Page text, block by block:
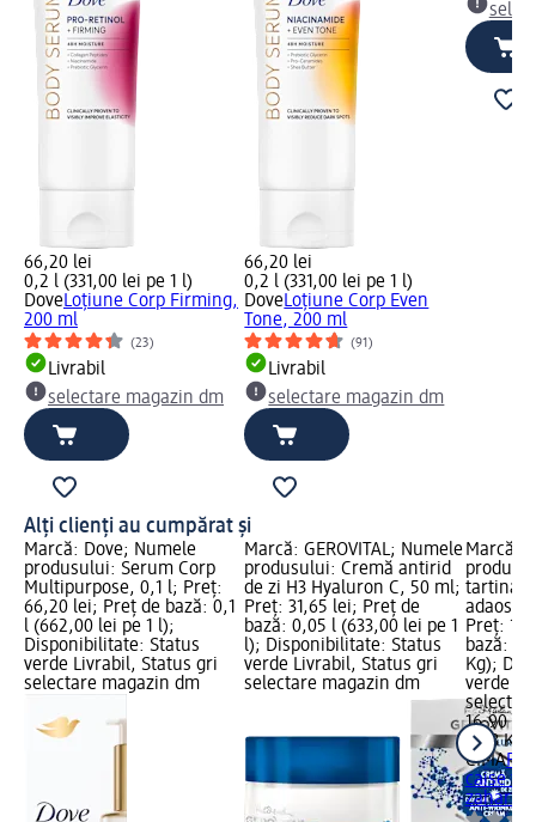
66,20 lei
0,2 l (331,00 lei pe 1 l)
DoveLoțiune Corp Firming,
200 ml
(23)
Livrabil
selectare magazin dm
66,20 lei
0,2 l (331,00 lei pe 1 l)
DoveLoțiune Corp Even
Tone, 200 ml
(91)
Livrabil
selectare magazin dm
Alți clienți au cumpărat și
Marcă: Dove; Numele
produsului: Serum Corp
Multipurpose, 0,1 l; Preț:
66,20 lei; Preț de bază: 0,1
l (662,00 lei pe 1 l);
Disponibilitate: Status
verde Livrabil, Status gri
selectare magazin dm
Marcă: GEROVITAL; Numele
produsului: Cremă antirid
de zi H3 Hyaluron C, 50 ml;
Preț: 31,65 lei; Preț de
bază: 0,05 l (633,00 lei pe 1
l); Disponibilitate: Status
verde Livrabil, Status gri
selectare magazin dm
Marcă:
adaos
Preț:
bază:
Kg);
verde
16,90 lei
0,23 Kg
CIMA
caise